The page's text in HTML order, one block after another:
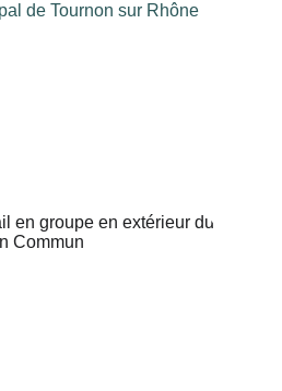
de Tournon sur Rhône